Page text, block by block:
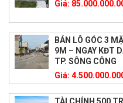
Giá:
BÁN LÔ GÓC 3
9M – NGAY KĐT
TP. SÔNG CÔNG
Giá: